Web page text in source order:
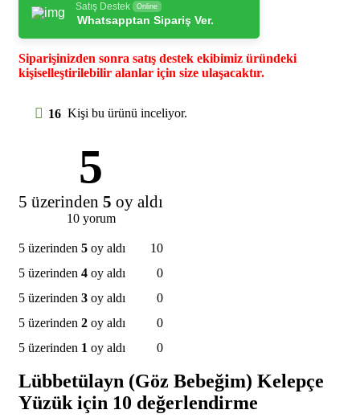
Satış Destek Online
Whatsapptan Sipariş Ver.
Siparişinizden sonra satış destek ekibimiz üründeki
kişiselleştirilebilir alanlar için size ulaşacaktır.
16 Kişi bu ürünü inceliyor.
5
5 üzerinden 5 oy aldı
10 yorum
5 üzerinden 5 oy aldı
10
5 üzerinden 4 oy aldı
0
5 üzerinden 3 oy aldı
0
5 üzerinden 2 oy aldı
0
5 üzerinden 1 oy aldı 0
Lübbetülayn (Göz Bebeğim) Kelepçe
Yüzük için 10 değerlendirme